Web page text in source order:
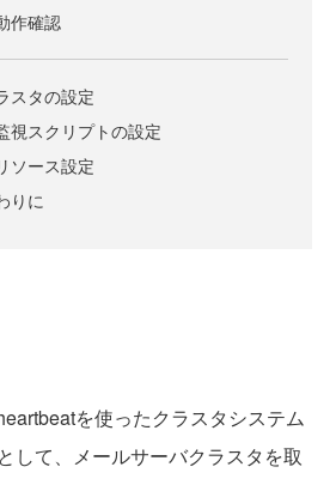
作確認
スタの設定
視スクリプトの設定
ソース設定
りに
を使ったクラスタシステム
して、メールサーバクラスタを取